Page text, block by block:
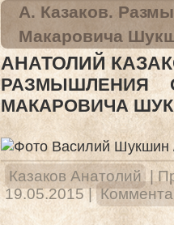
А. Казаков.
Макаровича
АНАТОЛИЙ
РАЗМЫШЛЕНИЯ
МАКАРОВИЧА
Казаков Анатолий
19.05.2015 |